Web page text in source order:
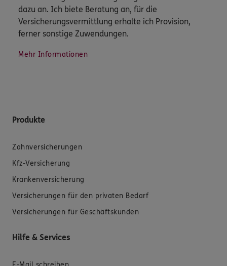
dazu an. Ich biete Beratung an, für die
Versicherungsvermittlung erhalte ich Provision,
ferner sonstige Zuwendungen.
Mehr Informationen
Produkte
Zahnversicherungen
Kfz-Versicherung
Krankenversicherung
Versicherungen für den privaten Bedarf
Versicherungen für Geschäftskunden
Hilfe & Services